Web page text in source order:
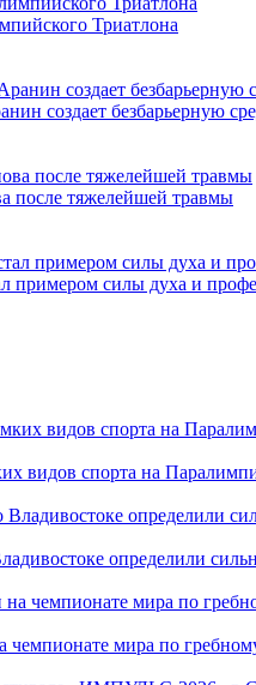
Триатлона
создает безбарьерную
после тяжелейшей травмы
примером силы духа и
видов спорта на
определили
чемпионате мира по